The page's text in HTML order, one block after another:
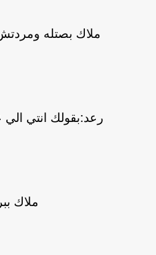
ملاك بصتله ومردتش
رعد:بقولك انتي الي
ملاك